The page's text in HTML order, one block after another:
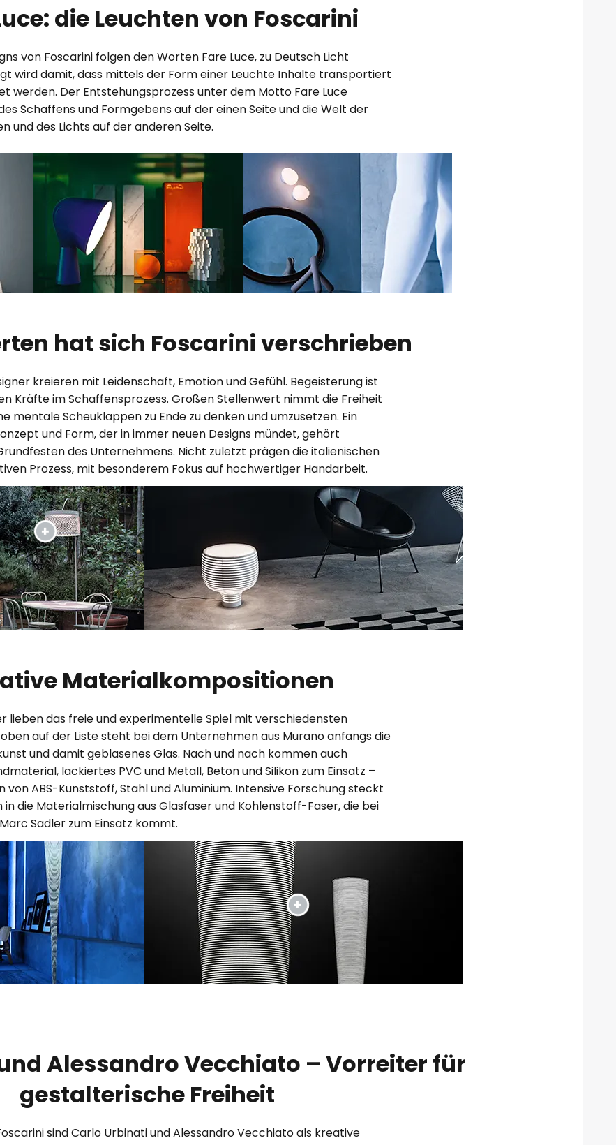
die Leuchten von Foscarini
von Foscarini folgen den Worten Fare Luce, zu Deutsch Licht
wird damit, dass mittels der Form einer Leuchte Inhalte transportiert
werden. Der Entstehungsprozess unter dem Motto Fare Luce
Schaffens und Formgebens auf der einen Seite und die Welt der
und des Lichts auf der anderen Seite.
hat sich Foscarini verschrieben
kreieren mit Leidenschaft, Emotion und Gefühl. Begeisterung ist
Kräfte im Schaffensprozess. Großen Stellenwert nimmt die Freiheit
mentale Scheuklappen zu Ende zu denken und umzusetzen. Ein
und Form, der in immer neuen Designs mündet, gehört
des Unternehmens. Nicht zuletzt prägen die italienischen
Prozess, mit besonderem Fokus auf hochwertiger Handarbeit.
Materialkompositionen
lieben das freie und experimentelle Spiel mit verschiedensten
auf der Liste steht bei dem Unternehmen aus Murano anfangs die
und damit geblasenes Glas. Nach und nach kommen auch
lackiertes PVC und Metall, Beton und Silikon zum Einsatz –
von ABS-Kunststoff, Stahl und Aluminium. Intensive Forschung steckt
die Materialmischung aus Glasfaser und Kohlenstoff-Faser, die bei
Sadler zum Einsatz kommt.
Alessandro Vecchiato – Vorreiter für
gestalterische Freiheit
sind Carlo Urbinati und Alessandro Vecchiato als kreative